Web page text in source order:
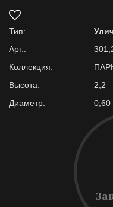
Тип:
Арт.:
Коллекция:
Высота:
2,2
Диаметр:
0,60